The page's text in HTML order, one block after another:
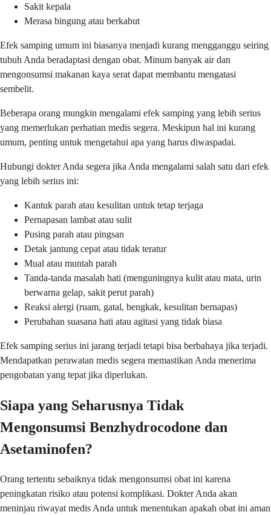
Sakit kepala
Merasa bingung atau berkabut
Efek samping umum ini biasanya menjadi kurang mengganggu seiring
tubuh Anda beradaptasi dengan obat. Minum banyak air dan
mengonsumsi makanan kaya serat dapat membantu mengatasi
sembelit.
Beberapa orang mungkin mengalami efek samping yang lebih serius
yang memerlukan perhatian medis segera. Meskipun hal ini kurang
umum, penting untuk mengetahui apa yang harus diwaspadai.
Hubungi dokter Anda segera jika Anda mengalami salah satu dari efek
yang lebih serius ini:
Kantuk parah atau kesulitan untuk tetap terjaga
Pernapasan lambat atau sulit
Pusing parah atau pingsan
Detak jantung cepat atau tidak teratur
Mual atau muntah parah
Tanda-tanda masalah hati (menguningnya kulit atau mata, urin
berwarna gelap, sakit perut parah)
Reaksi alergi (ruam, gatal, bengkak, kesulitan bernapas)
Perubahan suasana hati atau agitasi yang tidak biasa
Efek samping serius ini jarang terjadi tetapi bisa berbahaya jika terjadi.
Mendapatkan perawatan medis segera memastikan Anda menerima
pengobatan yang tepat jika diperlukan.
Siapa yang Seharusnya Tidak
Mengonsumsi Benzhydrocodone dan
Asetaminofen?
Orang tertentu sebaiknya tidak mengonsumsi obat ini karena
peningkatan risiko atau potensi komplikasi. Dokter Anda akan
meninjau riwayat medis Anda untuk menentukan apakah obat ini aman